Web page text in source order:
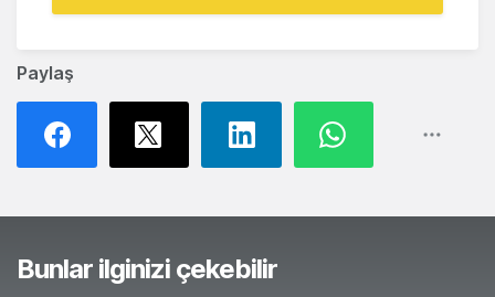
Paylaş
Bunlar ilginizi çekebilir